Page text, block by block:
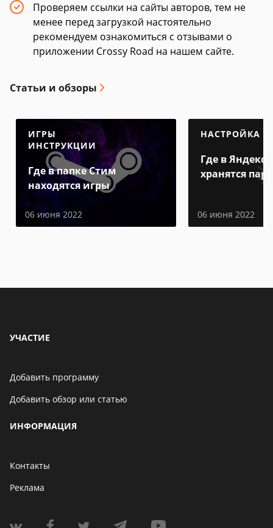
Проверяем ссылки на сайты авторов, тем не
менее перед загрузкой настоятельно
рекомендуем ознакомиться с отзывами о
приложении Crossy Road на нашем сайте.
Статьи и обзоры
ИГРЫ
ИНСТРУКЦИИ
Где в папке Стим
находятся игры
06 июня 2022
НАСТРОЙКА
Где в Яндекс
хранятся
06 июня 2022
УЧАСТИЕ
Добавить программу
Добавить обзор или статью
ИНФОРМАЦИЯ
Контакты
Реклама